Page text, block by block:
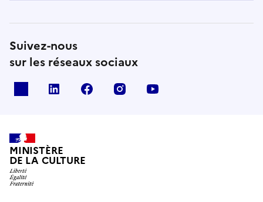
Suivez-nous
sur les réseaux sociaux
linkedin facebook instagram
MINISTÈRE
DE LA CULTURE